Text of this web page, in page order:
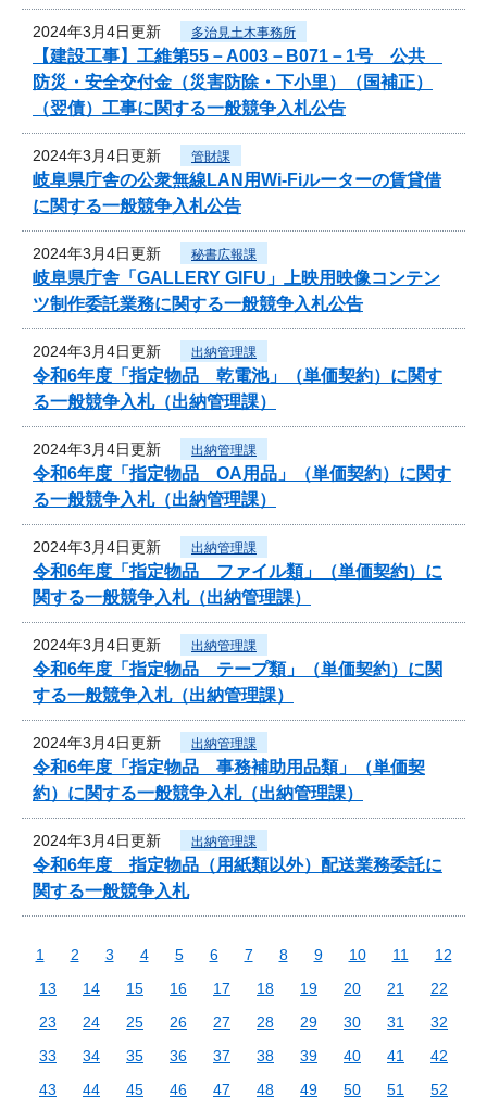
2024年3月4日更新 多治見土木事務所
【建設工事】工維第55－A003－B071－1号 公共
防災・安全交付金（災害防除・下小里）（国補正）
（翌債）工事に関する一般競争入札公告
2024年3月4日更新 管財課
岐阜県庁舎の公衆無線LAN用Wi-Fiルーターの賃貸借
に関する一般競争入札公告
2024年3月4日更新 秘書広報課
岐阜県庁舎「GALLERY GIFU」上映用映像コンテン
ツ制作委託業務に関する一般競争入札公告
2024年3月4日更新 出納管理課
令和6年度「指定物品 乾電池」（単価契約）に関す
る一般競争入札（出納管理課）
2024年3月4日更新 出納管理課
令和6年度「指定物品 OA用品」（単価契約）に関す
る一般競争入札（出納管理課）
2024年3月4日更新 出納管理課
令和6年度「指定物品 ファイル類」（単価契約）に
関する一般競争入札（出納管理課）
2024年3月4日更新 出納管理課
令和6年度「指定物品 テープ類」（単価契約）に関
する一般競争入札（出納管理課）
2024年3月4日更新 出納管理課
令和6年度「指定物品 事務補助用品類」（単価契
約）に関する一般競争入札（出納管理課）
2024年3月4日更新 出納管理課
令和6年度 指定物品（用紙類以外）配送業務委託に
関する一般競争入札
1 2 3 4 5 6 7 8 9 10 11
12
13
14 15 16 17 18 19 20 21
22
23
24 25 26 27 28 29 30 31
32
33
34 35 36 37 38 39 40 41
42
43
44 45 46 47 48 49 50 51
52